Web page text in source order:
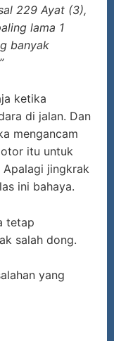
229 Ayat (3),
lama 1
banyak
ketika
di jalan. Dan
mengancam
itu untuk
jingkrak
ini bahaya.
tetap
salah dong.
yang